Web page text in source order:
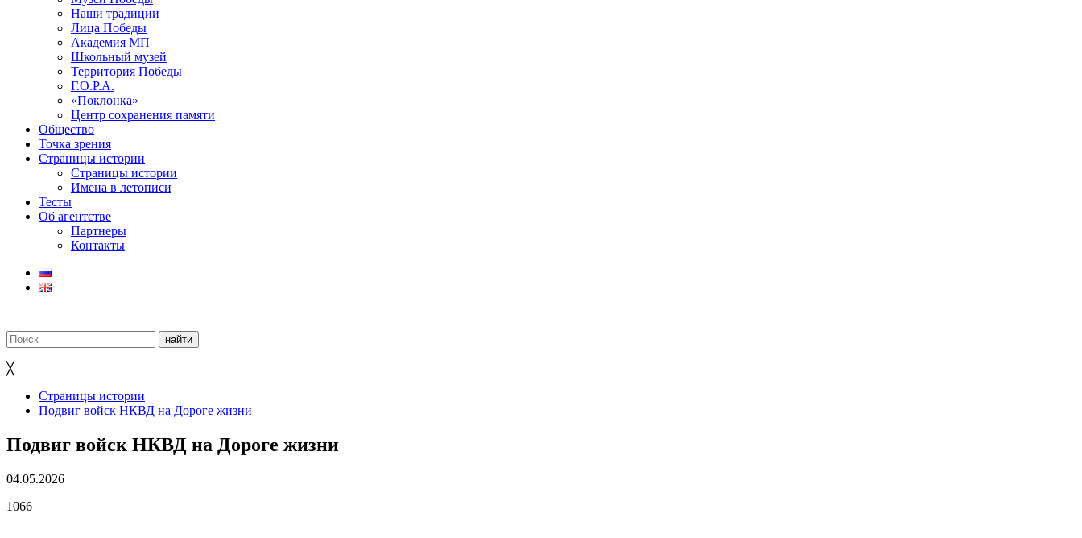
Наши традиции
Лица Победы
Академия МП
Школьный музей
Территория Победы
Г.О.Р.А.
«Поклонка»
Центр сохранения памяти
Общество
Точка зрения
Страницы истории
Страницы истории
Имена в летописи
Тесты
Об агентстве
Партнеры
Контакты
╳
Страницы истории
Подвиг войск НКВД на Дороге жизни
Подвиг войск НКВД на Дороге жизни
04.05.2026
1066